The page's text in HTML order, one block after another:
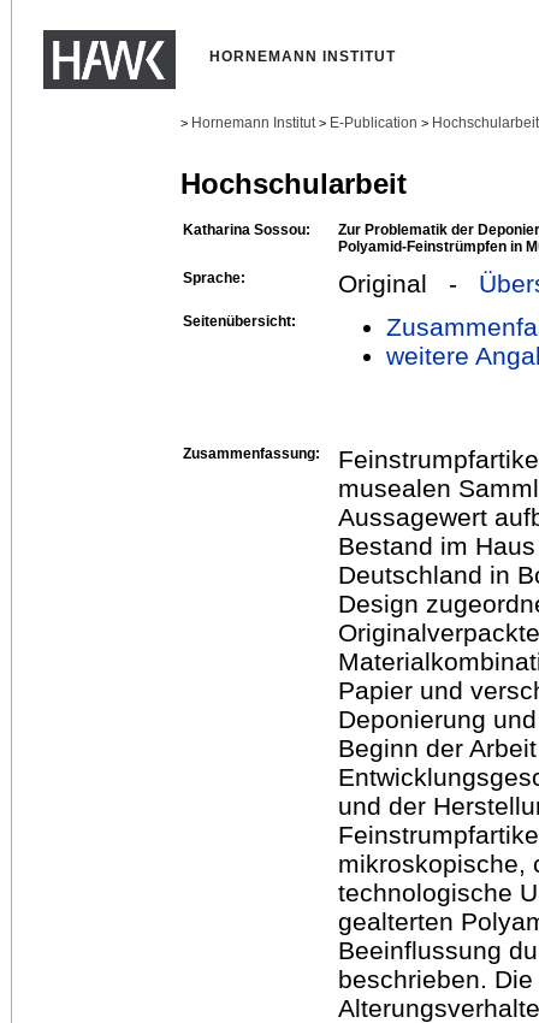
HORNEMANN INSTITUT
> Hornemann Institut > E-Publication >
Hochschularbeit
Katharina Sossou:
Zur Problematik der
Polyamid-Feinstrümpfen in
Sprache:
Original -
Seitenübersicht:
weitere
Zusammenfassung:
musealen
Aussagewert
Bestand im
Deutschland in
Design
Papier und
Deponierung
Beginn der
und der
mikroskopische,
technologische
gealterten
Beeinflussung
beschrieben.